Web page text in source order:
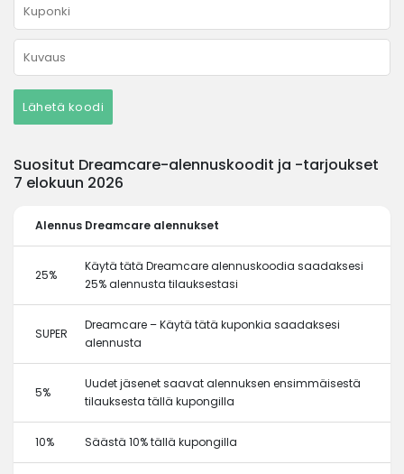
Lähetä koodi
Suositut Dreamcare-alennuskoodit ja -tarjoukset
7 elokuun 2026
Alennus Dreamcare alennukset
25%
Käytä tätä Dreamcare alennuskoodia saadaksesi
25% alennusta tilauksestasi
SUPER
Dreamcare – Käytä tätä kuponkia saadaksesi
alennusta
5%
Uudet jäsenet saavat alennuksen ensimmäisestä
tilauksesta tällä kupongilla
10% Säästä 10% tällä kupongilla